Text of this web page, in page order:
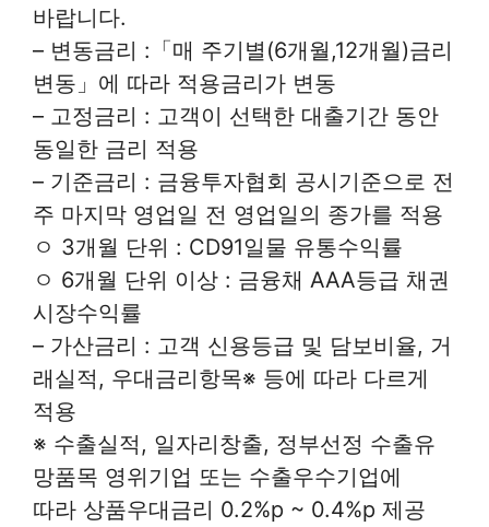
바랍니다.
– 변동금리 :「매 주기별(6개월,12개월)금리
변동」에 따라 적용금리가 변동
– 고정금리 : 고객이 선택한 대출기간 동안
동일한 금리 적용
– 기준금리 : 금융투자협회 공시기준으로 전
주 마지막 영업일 전 영업일의 종가를 적용
ㅇ 3개월 단위 : CD91일물 유통수익률
ㅇ 6개월 단위 이상 : 금융채 AAA등급 채권
시장수익률
– 가산금리 : 고객 신용등급 및 담보비율, 거
래실적, 우대금리항목※ 등에 따라 다르게
적용
※ 수출실적, 일자리창출, 정부선정 수출유
망품목 영위기업 또는 수출우수기업에
따라 상품우대금리 0.2%p ~ 0.4%p 제공